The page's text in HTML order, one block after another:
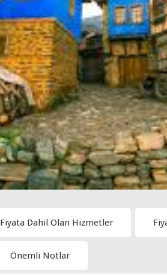
Fiyata Dahil Olan Hizmetler
Önemli Notlar